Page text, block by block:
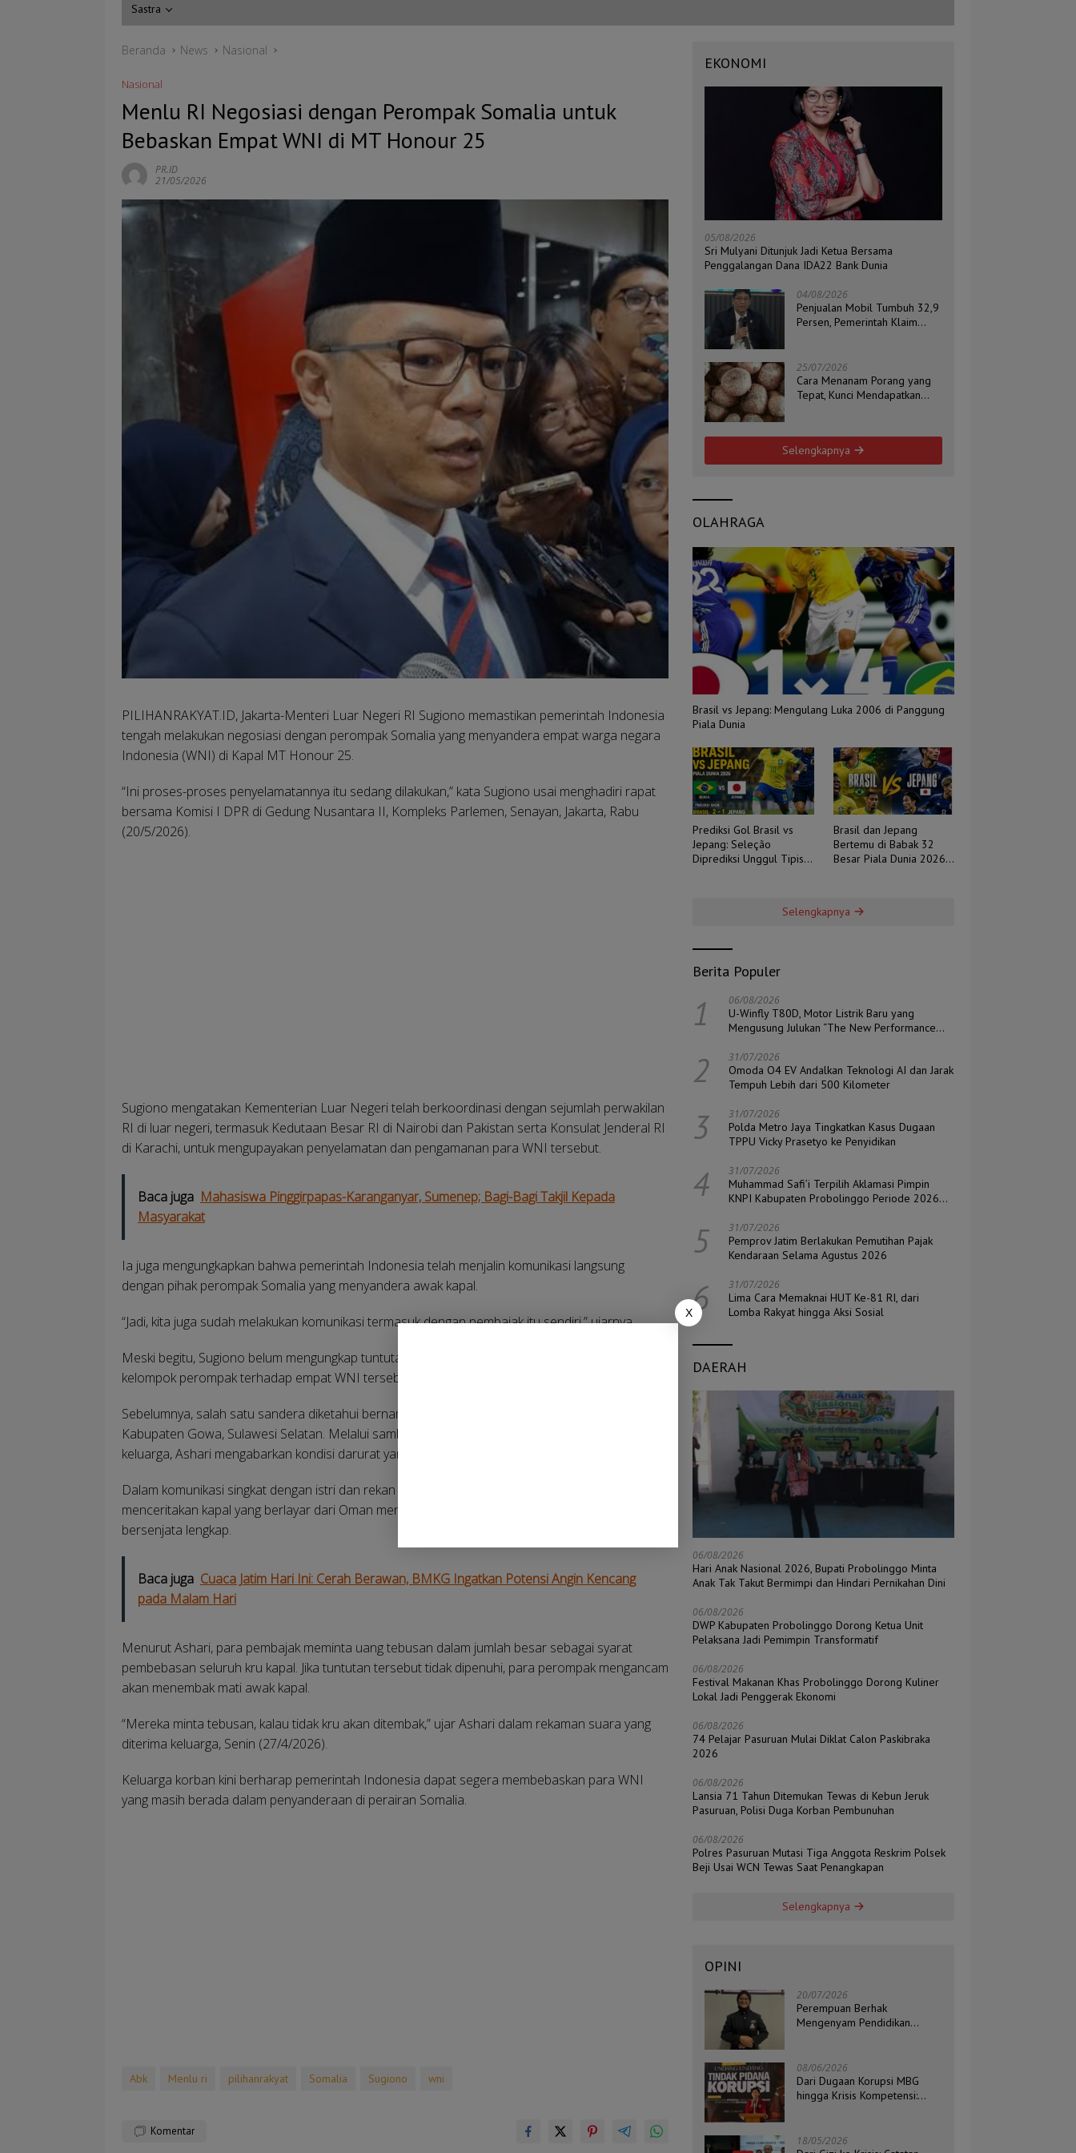
Sastra
Beranda News Nasional
Nasional
Menlu RI Negosiasi dengan Perompak Somalia untuk
Bebaskan Empat WNI di MT Honour 25
PR.ID
21/05/2026
PILIHANRAKYAT.ID, Jakarta-Menteri Luar Negeri RI Sugiono memastikan pemerintah Indonesia
tengah melakukan negosiasi dengan perompak Somalia yang menyandera empat warga negara
Indonesia (WNI) di Kapal MT Honour 25.
“Ini proses-proses penyelamatannya itu sedang dilakukan,” kata Sugiono usai menghadiri rapat
bersama Komisi I DPR di Gedung Nusantara II, Kompleks Parlemen, Senayan, Jakarta, Rabu
(20/5/2026).
Sugiono mengatakan Kementerian Luar Negeri telah berkoordinasi dengan sejumlah perwakilan
RI di luar negeri, termasuk Kedutaan Besar RI di Nairobi dan Pakistan serta Konsulat Jenderal RI
di Karachi, untuk mengupayakan penyelamatan dan pengamanan para WNI tersebut.
Baca juga Mahasiswa Pinggirpapas-Karanganyar, Sumenep; Bagi-Bagi Takjil Kepada
Masyarakat
Ia juga mengungkapkan bahwa pemerintah Indonesia telah menjalin komunikasi langsung
dengan pihak perompak Somalia yang menyandera awak kapal.
“Jadi, kita juga sudah melakukan komunikasi termasuk dengan pembajak itu sendiri,” ujarnya.
Meski begitu, Sugiono belum mengungkap tuntutan maupun syarat pembebasan yang diajukan
kelompok perompak terhadap empat WNI tersebut.
Sebelumnya, salah satu sandera diketahui bernama Ashari Samadikun, kapten kapal asal
Kabupaten Gowa, Sulawesi Selatan. Melalui sambungan video call dan pesan suara kepada
keluarga, Ashari mengabarkan kondisi darurat yang dialaminya bersama kru kapal lainnya.
Dalam komunikasi singkat dengan istri dan rekan satu angkatannya di sekolah pelayaran, Ashari
menceritakan kapal yang berlayar dari Oman menuju Somalia itu dikuasai kelompok perompak
bersenjata lengkap.
Baca juga Cuaca Jatim Hari Ini: Cerah Berawan, BMKG Ingatkan Potensi Angin Kencang
pada Malam Hari
Menurut Ashari, para pembajak meminta uang tebusan dalam jumlah besar sebagai syarat
pembebasan seluruh kru kapal. Jika tuntutan tersebut tidak dipenuhi, para perompak mengancam
akan menembak mati awak kapal.
“Mereka minta tebusan, kalau tidak kru akan ditembak,” ujar Ashari dalam rekaman suara yang
diterima keluarga, Senin (27/4/2026).
Keluarga korban kini berharap pemerintah Indonesia dapat segera membebaskan para WNI
yang masih berada dalam penyanderaan di perairan Somalia.
Abk Menlu ri pilihanrakyat Somalia Sugiono wni
Komentar
EKONOMI
05/08/2026
Sri Mulyani Ditunjuk Jadi Ketua Bersama
Penggalangan Dana IDA22 Bank Dunia
04/08/2026
Penjualan Mobil Tumbuh 32,9
Persen, Pemerintah Klaim
25/07/2026
Cara Menanam Porang yang
Tepat, Kunci Mendapatkan
Selengkapnya
OLAHRAGA
Brasil vs Jepang: Mengulang Luka 2006 di Panggung
Piala Dunia
Prediksi Gol Brasil vs
Jepang: Seleção
Diprediksi Unggul Tipis,
Brasil dan Jepang
Bertemu di Babak 32
Besar Piala Dunia 2026,
Selengkapnya
Berita Populer
1 06/08/2026
U-Winfly T80D, Motor Listrik Baru yang
Mengusung Julukan “The New Performance
2 31/07/2026
Omoda O4 EV Andalkan Teknologi AI dan Jarak
Tempuh Lebih dari 500 Kilometer
3 31/07/2026
Polda Metro Jaya Tingkatkan Kasus Dugaan
TPPU Vicky Prasetyo ke Penyidikan
4 31/07/2026
Muhammad Safi’i Terpilih Aklamasi Pimpin
KNPI Kabupaten Probolinggo Periode 2026–
5 31/07/2026
Pemprov Jatim Berlakukan Pemutihan Pajak
Kendaraan Selama Agustus 2026
6 31/07/2026
Lima Cara Memaknai HUT Ke-81 RI, dari
Lomba Rakyat hingga Aksi Sosial
DAERAH
06/08/2026
Hari Anak Nasional 2026, Bupati Probolinggo Minta
Anak Tak Takut Bermimpi dan Hindari Pernikahan Dini
06/08/2026
DWP Kabupaten Probolinggo Dorong Ketua Unit
Pelaksana Jadi Pemimpin Transformatif
06/08/2026
Festival Makanan Khas Probolinggo Dorong Kuliner
Lokal Jadi Penggerak Ekonomi
06/08/2026
74 Pelajar Pasuruan Mulai Diklat Calon Paskibraka
2026
06/08/2026
Lansia 71 Tahun Ditemukan Tewas di Kebun Jeruk
Pasuruan, Polisi Duga Korban Pembunuhan
06/08/2026
Polres Pasuruan Mutasi Tiga Anggota Reskrim Polsek
Beji Usai WCN Tewas Saat Penangkapan
Selengkapnya
OPINI
20/07/2026
Perempuan Berhak
Mengenyam Pendidikan
08/06/2026
Dari Dugaan Korupsi MBG
hingga Krisis Kompetensi:
Politik, Hukum, dan HAM
18/05/2026
X